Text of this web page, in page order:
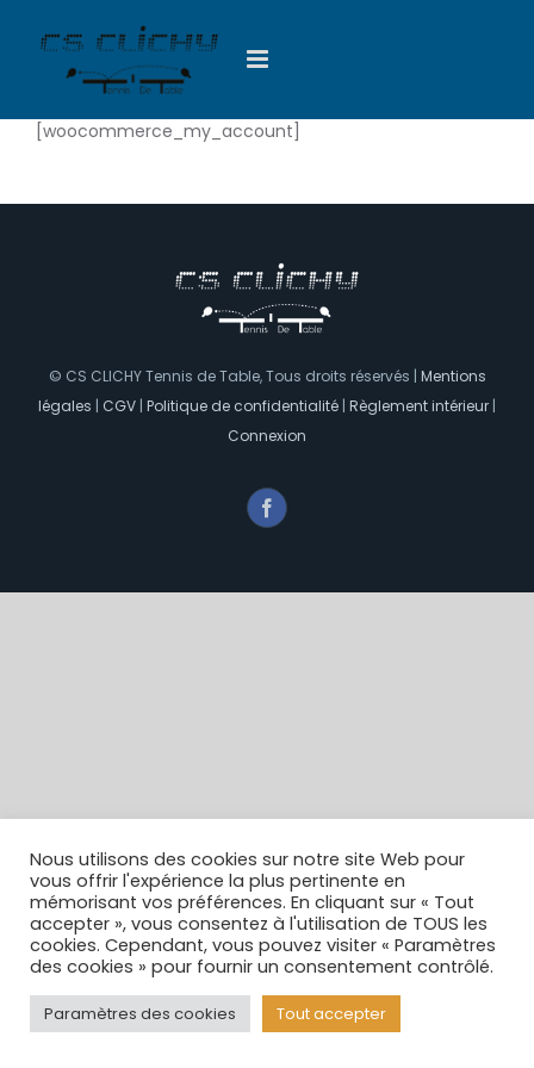
[woocommerce_my_account]
© CS CLICHY Tennis de Table, Tous droits réservés | Mentions
légales | CGV | Politique de confidentialité | Règlement intérieur |
Connexion
Facebook
Nous utilisons des cookies sur notre site Web pour
vous offrir l'expérience la plus pertinente en
mémorisant vos préférences. En cliquant sur « Tout
accepter », vous consentez à l'utilisation de TOUS les
cookies. Cependant, vous pouvez visiter « Paramètres
des cookies » pour fournir un consentement contrôlé.
Paramètres des cookies Tout accepter